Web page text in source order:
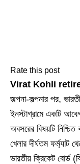
Rate this post
Virat Kohli
জল্পনা-কল্পনার পর,
ইনস্টাগ্রামে একটি
অবসরের বিষয়টি
খেলার দীর্ঘতম ফর্ম্যাট
ভারতীয় ক্রিকেট বোর্ড